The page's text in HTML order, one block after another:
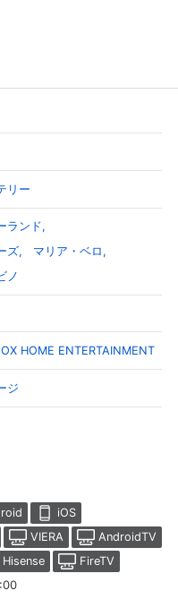
本人連絡先、パスワード 、クレ
ド情報の変更が可能です。
リー
ランド
ズ
マリア・ベロ
ノ
HOME ENTERTAINMENT
ジ
iOS
VIERA
AndroidTV
Hisense
FireTV